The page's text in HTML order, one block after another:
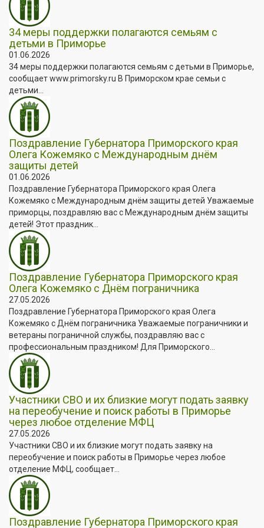
34 меры поддержки полагаются семьям с
детьми в Приморье
01.06.2026
34 меры поддержки полагаются семьям с детьми в Приморье,
сообщает www.primorsky.ru В Приморском крае семьи с
детьми...
Поздравление Губернатора Приморского края
Олега Кожемяко с Международным днём
защиты детей
01.06.2026
Поздравление Губернатора Приморского края Олега
Кожемяко с Международным днём защиты детей Уважаемые
приморцы, поздравляю вас с Международным днём защиты
детей! Этот праздник...
Поздравление Губернатора Приморского края
Олега Кожемяко с Днём пограничника
27.05.2026
Поздравление Губернатора Приморского края Олега
Кожемяко с Днём пограничника Уважаемые пограничники и
ветераны пограничной службы, поздравляю вас с
профессиональным праздником! Для Приморского...
Участники СВО и их близкие могут подать заявку
на переобучение и поиск работы в Приморье
через любое отделение МФЦ
27.05.2026
Участники СВО и их близкие могут подать заявку на
переобучение и поиск работы в Приморье через любое
отделение МФЦ, сообщает...
Поздравление Губернатора Приморского края